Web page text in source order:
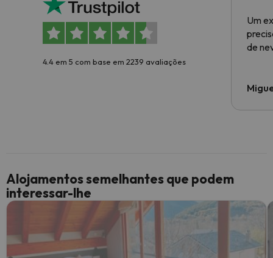
4.4 em 5 com base em 2239 avaliações
Um
de
Alojamentos semelhantes que podem
interessar-lhe